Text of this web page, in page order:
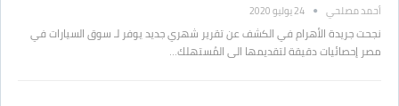
أحمد مصلحي 24 يوليو 2020
نجحت جريدة الأهرام في الكشف عن تقرير شهري جديد يوفر لـ سوق السيارات في
مصر إحصائيات دقيقة لتقديمها الى المُستهلك…